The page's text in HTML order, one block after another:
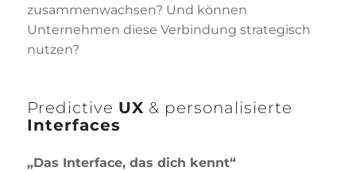
zusammenwachsen? Und können
Unternehmen diese Verbindung strategisch
nutzen?
Predictive UX & personalisierte
Interfaces
„Das Interface, das dich kennt“